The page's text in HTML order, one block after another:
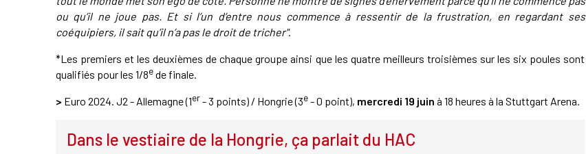
ou qu’il ne joue pas. Et si l’un d’entre nous commence à ressentir de la frustration, en regardant ses
coéquipiers, il sait qu’il n’a pas le droit de tricher".
*Les premiers et les deuxièmes de chaque groupe ainsi que les quatre meilleurs troisièmes sur les six poules sont
qualifiés pour les 1/8ede finale.
> Euro 2024. J2 - Allemagne (1er- 3 points) / Hongrie (3e- 0 point), mercredi 19 juin à 18 heures à la Stuttgart Arena.
Dans le vestiaire de la Hongrie, ça parlait du HAC